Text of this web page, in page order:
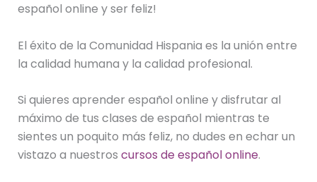
español online y ser feliz!
El éxito de la Comunidad Hispania es la unión entre
la calidad humana y la calidad profesional.
Si quieres aprender español online y disfrutar al
máximo de tus clases de español mientras te
sientes un poquito más feliz, no dudes en echar un
vistazo a nuestros cursos de español online.